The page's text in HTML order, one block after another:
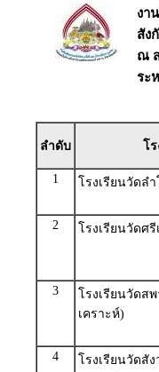
งา
สัง
ณ
ระ
ลำดับ โ
1 โรงเรียนวัดล
2
โรงเรียนวัดศ
3
โรงเรียนวัดส
เคราะห์)
4
โรงเรียนวัดสั